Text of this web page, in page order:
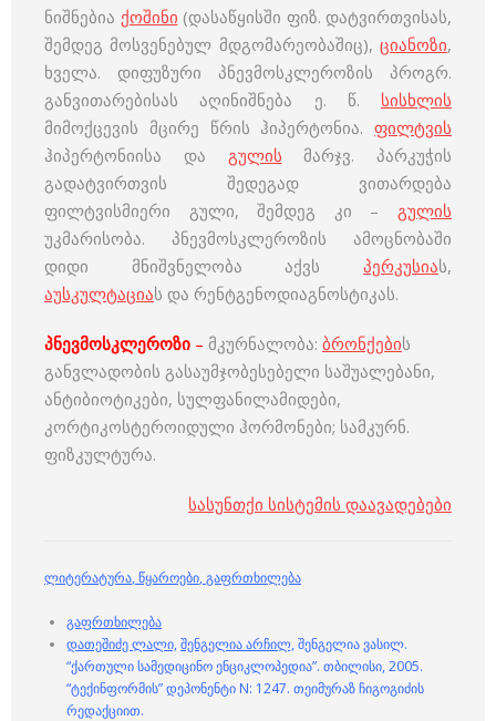
ნიშნებია ქოშინი (დასაწყისში ფიზ. დატვირთვისას,
შემდეგ მოსვენებულ მდგომარეობაშიც), ციანოზი,
ხველა. დიფუზური პნევმოსკლეროზის პროგრ.
განვითარებისას აღინიშნება ე. წ. სისხლის
მიმოქცევის მცირე წრის ჰიპერტონია. ფილტვის
ჰიპერტონიისა და გულის მარჯვ. პარკუჭის
გადატვირთვის შედეგად ვითარდება
ფილტვისმიერი გული, შემდეგ კი – გულის
უკმარისობა. პნევმოსკლეროზის ამოცნობაში
დიდი მნიშვნელობა აქვს პერკუსიას,
აუსკულტაციას და რენტგენოდიაგნოსტიკას.
პნევმოსკლეროზი – მკურნალობა: ბრონქების
განვლადობის გასაუმჯობესებელი საშუალებანი,
ანტიბიოტიკები, სულფანილამიდები,
კორტიკოსტეროიდული ჰორმონები; სამკურნ.
ფიზკულტურა.
სასუნთქი სისტემის დაავადებები
ლიტერატურა, წყაროები, გაფრთხილება
გაფრთხილება
დათეშიძე ლალი, შენგელია არჩილ, შენგელია ვასილ.
“ქართული სამედიცინო ენციკლოპედია”. თბილისი, 2005.
“ტექინფორმის” დეპონენტი N: 1247. თეიმურაზ ჩიგოგიძის
რედაქციით.